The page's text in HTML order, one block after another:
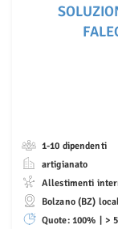
1-10 dipendenti
artigianato
Allestimenti
Bolzano (BZ)
Quote:100% >